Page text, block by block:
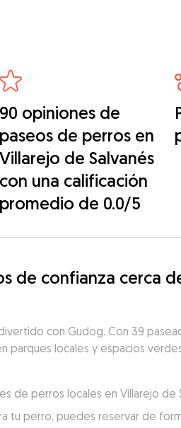
90 opiniones de
paseos de perros en
Villarejo de Salvanés
con una calificación
promedio de 0.0/5
de confianza cerca
con Gudog. Con 39
parques locales y espacios
de perros locales en Villarejo de
tu perro, puedes reservar de